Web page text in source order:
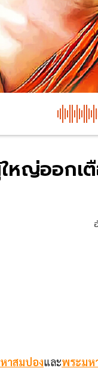
หญ่ออกเ
าสมปองและพระมห